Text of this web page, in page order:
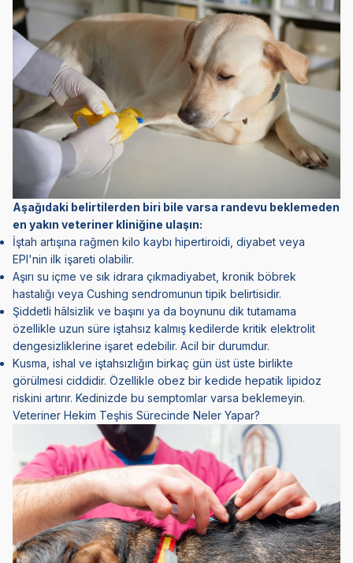
Aşağıdaki belirtilerden biri bile varsa randevu beklemeden
en yakın veteriner kliniğine ulaşın:
İştah artışına rağmen kilo kaybı hipertiroidi, diyabet veya
EPI'nin ilk işareti olabilir.
Aşırı su içme ve sık idrara çıkmadiyabet, kronik böbrek
hastalığı veya Cushing sendromunun tipik belirtisidir.
Şiddetli hâlsizlik ve başını ya da boynunu dik tutamama
özellikle uzun süre iştahsız kalmış kedilerde kritik elektrolit
dengesizliklerine işaret edebilir. Acil bir durumdur.
Kusma, ishal ve iştahsızlığın birkaç gün üst üste birlikte
görülmesi ciddidir. Özellikle obez bir kedide hepatik lipidoz
riskini artırır. Kedinizde bu semptomlar varsa beklemeyin.
Veteriner Hekim Teşhis Sürecinde Neler Yapar?